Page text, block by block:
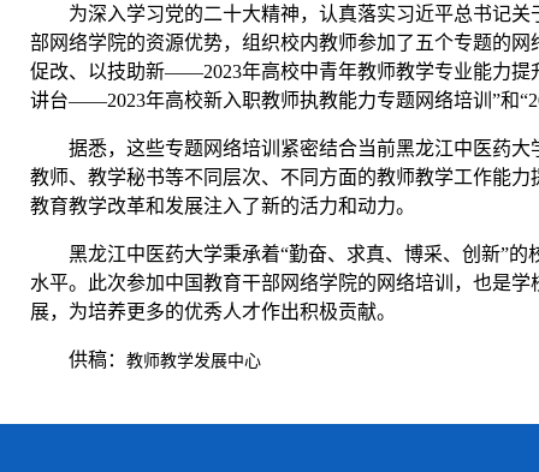
为深入学习党的二十大精神，认真落实习近平总书记
部网络学院的资源优势，组织校内教师参加了五个专题的
促改、以技助新——2023年高校中青年教师教学专业能力提
讲台——2023年高校新入职教师执教能力专题网络培训”和
据悉，这些专题网络培训紧密结合当前黑龙江中医药
教师、教学秘书等不同层次、不同方面的教师教学工作能
教育教学改革和发展注入了新的活力和动力。
黑龙江中医药大学秉承着“勤奋、求真、博采、创新”
水平。此次参加中国教育干部网络学院的网络培训，也是
展，为培养更多的优秀人才作出积极贡献。
供稿： 教师教学发展中心